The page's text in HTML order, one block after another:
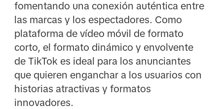
fomentando una conexión auténtica entre
las marcas y los espectadores. Como
plataforma de vídeo móvil de formato
corto, el formato dinámico y envolvente
de TikTok es ideal para los anunciantes
que quieren enganchar a los usuarios con
historias atractivas y formatos
innovadores.